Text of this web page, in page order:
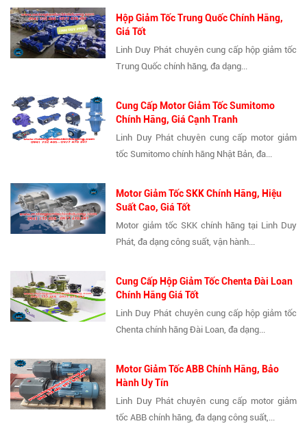
Hộp Giảm Tốc Trung Quốc Chính Hãng,
Giá Tốt
Linh Duy Phát chuyên cung cấp hộp giảm tốc
Trung Quốc chính hãng, đa dạng...
Cung Cấp Motor Giảm Tốc Sumitomo
Chính Hãng, Giá Cạnh Tranh
Linh Duy Phát chuyên cung cấp motor giảm
tốc Sumitomo chính hãng Nhật Bản, đa...
Motor Giảm Tốc SKK Chính Hãng, Hiệu
Suất Cao, Giá Tốt
Motor giảm tốc SKK chính hãng tại Linh Duy
Phát, đa dạng công suất, vận hành...
Cung Cấp Hộp Giảm Tốc Chenta Đài Loan
Chính Hãng Giá Tốt
Linh Duy Phát chuyên cung cấp hộp giảm tốc
Chenta chính hãng Đài Loan, đa dạng...
Motor Giảm Tốc ABB Chính Hãng, Bảo
Hành Uy Tín
Linh Duy Phát chuyên cung cấp motor giảm
tốc ABB chính hãng, đa dạng công suất,...